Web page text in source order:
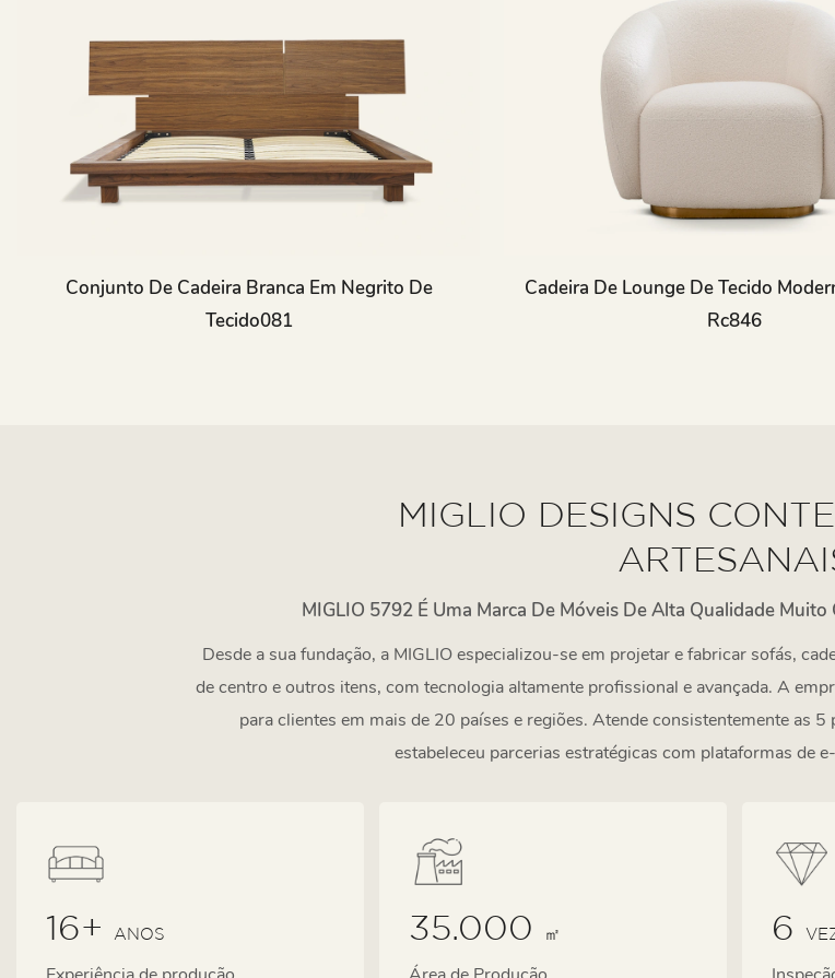
Conjunto De Cadeira Branca Em Negrito De
Tecido081
Cadeira De Lounge De Tecido
Rc846
MIGLIO DESIGNS
MIGLIO 5792 É Uma Marca De Móveis De Alta Qualidade
Desde a sua fundação, a MIGLIO especializou-se em projetar e fabricar sofás,
de centro e outros itens, com tecnologia altamente profissional e avançada. A
para clientes em mais de 20 países e regiões. Atende consistentemente as
estabeleceu parcerias estratégicas com plataformas de
16+ ANOS 35.000 ㎡ 6